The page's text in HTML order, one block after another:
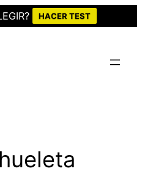
HACER TEST